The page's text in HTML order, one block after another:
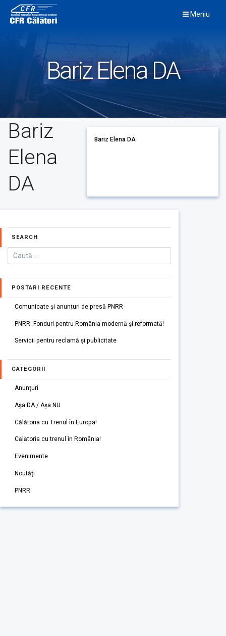
content
Meniu
Bariz Elena DA
Bariz
Elena
DA
Bariz Elena DA
SEARCH
POSTARI RECENTE
Comunicate și anunțuri de presă PNRR
PNRR: Fonduri pentru România modernă și reformată!
Servicii pentru reclamă și publicitate
CATEGORII
Anunțuri
Așa DA / Așa NU
Călătoria cu Trenul în Europa!
Călătoria cu trenul în România!
Evenimente
Noutăți
PNRR